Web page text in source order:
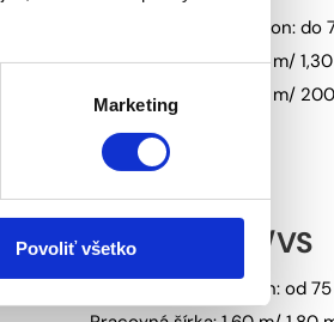
Marketing
Povoliť všetko
Potrebný hnací výkon: do
Pracovná šírka: 1,00 m/ 1,20 m/
m/ 1,60 m/ 1,80 m/
MU-L/VS
Potrebný hnací výkon: od